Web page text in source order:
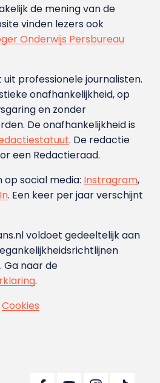
de mening van de
vinden lezers ook
Onderwijs Persbureau
professionele journalisten.
onafhankelijkheid, op
en zonder
De onafhankelijkheid is
. De redactie
een Redactieraad.
op social media: Instragram,
. Een keer per jaar verschijnt
voldoet gedeeltelijk aan
Ga naar de
.
Cookies